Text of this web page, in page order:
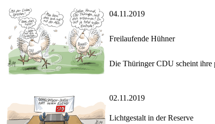
04.11.2019
Freilaufende Hühner
Die Thüringer CDU scheint ihre
02.11.2019
Lichtgestalt in der Reserve